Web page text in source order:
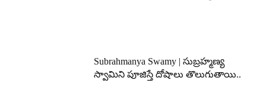
Subrahmanya Swamy | సుబ్రహ్మణ్య
స్వామిని పూజిస్తే దోషాలు తొలుగుతాయి..